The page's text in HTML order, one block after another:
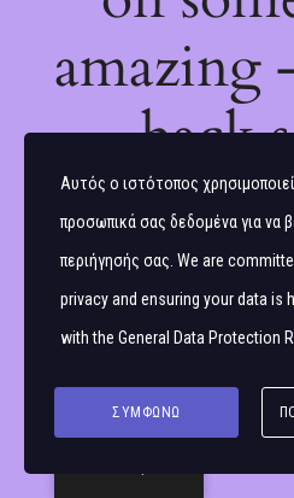
amazing
back
Αυτός ο ιστότοπος
προσωπικά σας δεδομένα για να
περιήγησής σας. We are
privacy and ensuring your data is
with the General Data Protection
ΣΥΜΦΩΝΏ